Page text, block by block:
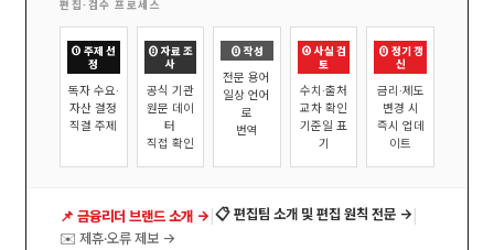
편집·검수 프로세스
① 주제 선
정
독자 수요·
자산 결정
직결 주제
② 자료 조
사
공식 기관
원문 데이
터
직접 확인
③ 작성
전문 용어
일상 언어
로
번역
④ 사실 검
토
수치·출처
교차 확인
기준일 표
기
⑤ 정기 갱
신
금리·제도
변경 시
즉시 업데
이트
📌 금융리더 브랜드 소개 → 📋 편집팀 소개 및 편집 원칙 전문 →
✉️ 제휴·오류 제보 →